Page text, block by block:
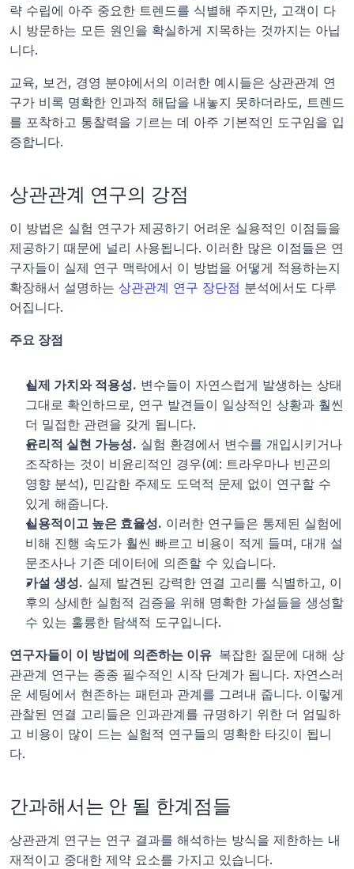
략 수립에 아주 중요한 트렌드를 식별해 주지만, 고객이 다
시 방문하는 모든 원인을 확실하게 지목하는 것까지는 아닙
니다.
교육, 보건, 경영 분야에서의 이러한 예시들은 상관관계 연
구가 비록 명확한 인과적 해답을 내놓지 못하더라도, 트렌드
를 포착하고 통찰력을 기르는 데 아주 기본적인 도구임을 입
증합니다.
상관관계 연구의 강점
이 방법은 실험 연구가 제공하기 어려운 실용적인 이점들을
제공하기 때문에 널리 사용됩니다. 이러한 많은 이점들은 연
구자들이 실제 연구 맥락에서 이 방법을 어떻게 적용하는지
확장해서 설명하는 상관관계 연구 장단점 분석에서도 다루
어집니다.
주요 장점
실제 가치와 적용성. 변수들이 자연스럽게 발생하는 상태
그대로 확인하므로, 연구 발견들이 일상적인 상황과 훨씬
더 밀접한 관련을 갖게 됩니다.
윤리적 실현 가능성. 실험 환경에서 변수를 개입시키거나
조작하는 것이 비윤리적인 경우(예: 트라우마나 빈곤의
영향 분석), 민감한 주제도 도덕적 문제 없이 연구할 수
있게 해줍니다.
실용적이고 높은 효율성. 이러한 연구들은 통제된 실험에
비해 진행 속도가 훨씬 빠르고 비용이 적게 들며, 대개 설
문조사나 기존 데이터에 의존할 수 있습니다.
가설 생성. 실제 발견된 강력한 연결 고리를 식별하고, 이
후의 상세한 실험적 검증을 위해 명확한 가설들을 생성할
수 있는 훌륭한 탐색적 도구입니다.
연구자들이 이 방법에 의존하는 이유 복잡한 질문에 대해 상
관관계 연구는 종종 필수적인 시작 단계가 됩니다. 자연스러
운 세팅에서 현존하는 패턴과 관계를 그려내 줍니다. 이렇게
관찰된 연결 고리들은 인과관계를 규명하기 위한 더 엄밀하
고 비용이 많이 드는 실험적 연구들의 명확한 타깃이 됩니
다.
간과해서는 안 될 한계점들
상관관계 연구는 연구 결과를 해석하는 방식을 제한하는 내
재적이고 중대한 제약 요소를 가지고 있습니다.